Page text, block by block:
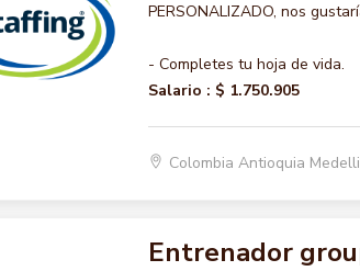
PERSONALIZADO, nos
- Completes tu hoja de vida.
Salario : $ 1.750.905
Colombia Antioquia
Entrenador